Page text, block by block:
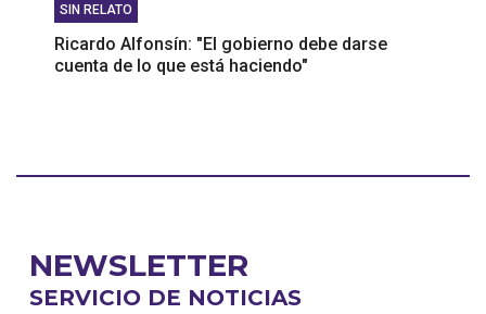
SIN RELATO
Ricardo Alfonsín: "El gobierno debe darse
cuenta de lo que está haciendo"
NEWSLETTER
SERVICIO DE NOTICIAS